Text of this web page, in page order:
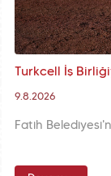
9.8.2026